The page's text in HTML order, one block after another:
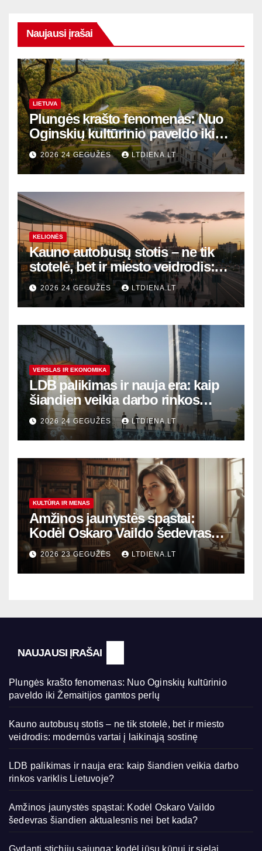
Naujausi įrašai
LIETUVA
Plungės krašto fenomenas: Nuo
Oginskių kultūrinio paveldo iki
Žemaitijos gamtos perlų
2026 24 GEGUŽĖS LTDIENA.LT
KELIONĖS
Kauno autobusų stotis – ne tik
stotelė, bet ir miesto veidrodis:
modernūs vartai į laikinąją
sostinę
2026 24 GEGUŽĖS LTDIENA.LT
VERSLAS IR EKONOMIKA
LDB palikimas ir nauja era: kaip
šiandien veikia darbo rinkos
variklis Lietuvoje?
2026 24 GEGUŽĖS LTDIENA.LT
KULTŪRA IR MENAS
Amžinos jaunystės spąstai:
Kodėl Oskaro Vaildo šedevras
šiandien aktualesnis nei bet
kada?
2026 23 GEGUŽĖS LTDIENA.LT
NAUJAUSI ĮRAŠAI
Plungės krašto fenomenas: Nuo Oginskių kultūrinio
paveldo iki Žemaitijos gamtos perlų
Kauno autobusų stotis – ne tik stotelė, bet ir miesto
veidrodis: modernūs vartai į laikinąją sostinę
LDB palikimas ir nauja era: kaip šiandien veikia darbo
rinkos variklis Lietuvoje?
Amžinos jaunystės spąstai: Kodėl Oskaro Vaildo
šedevras šiandien aktualesnis nei bet kada?
Gydanti stichijų sąjunga: kodėl jūsų kūnui ir sielai